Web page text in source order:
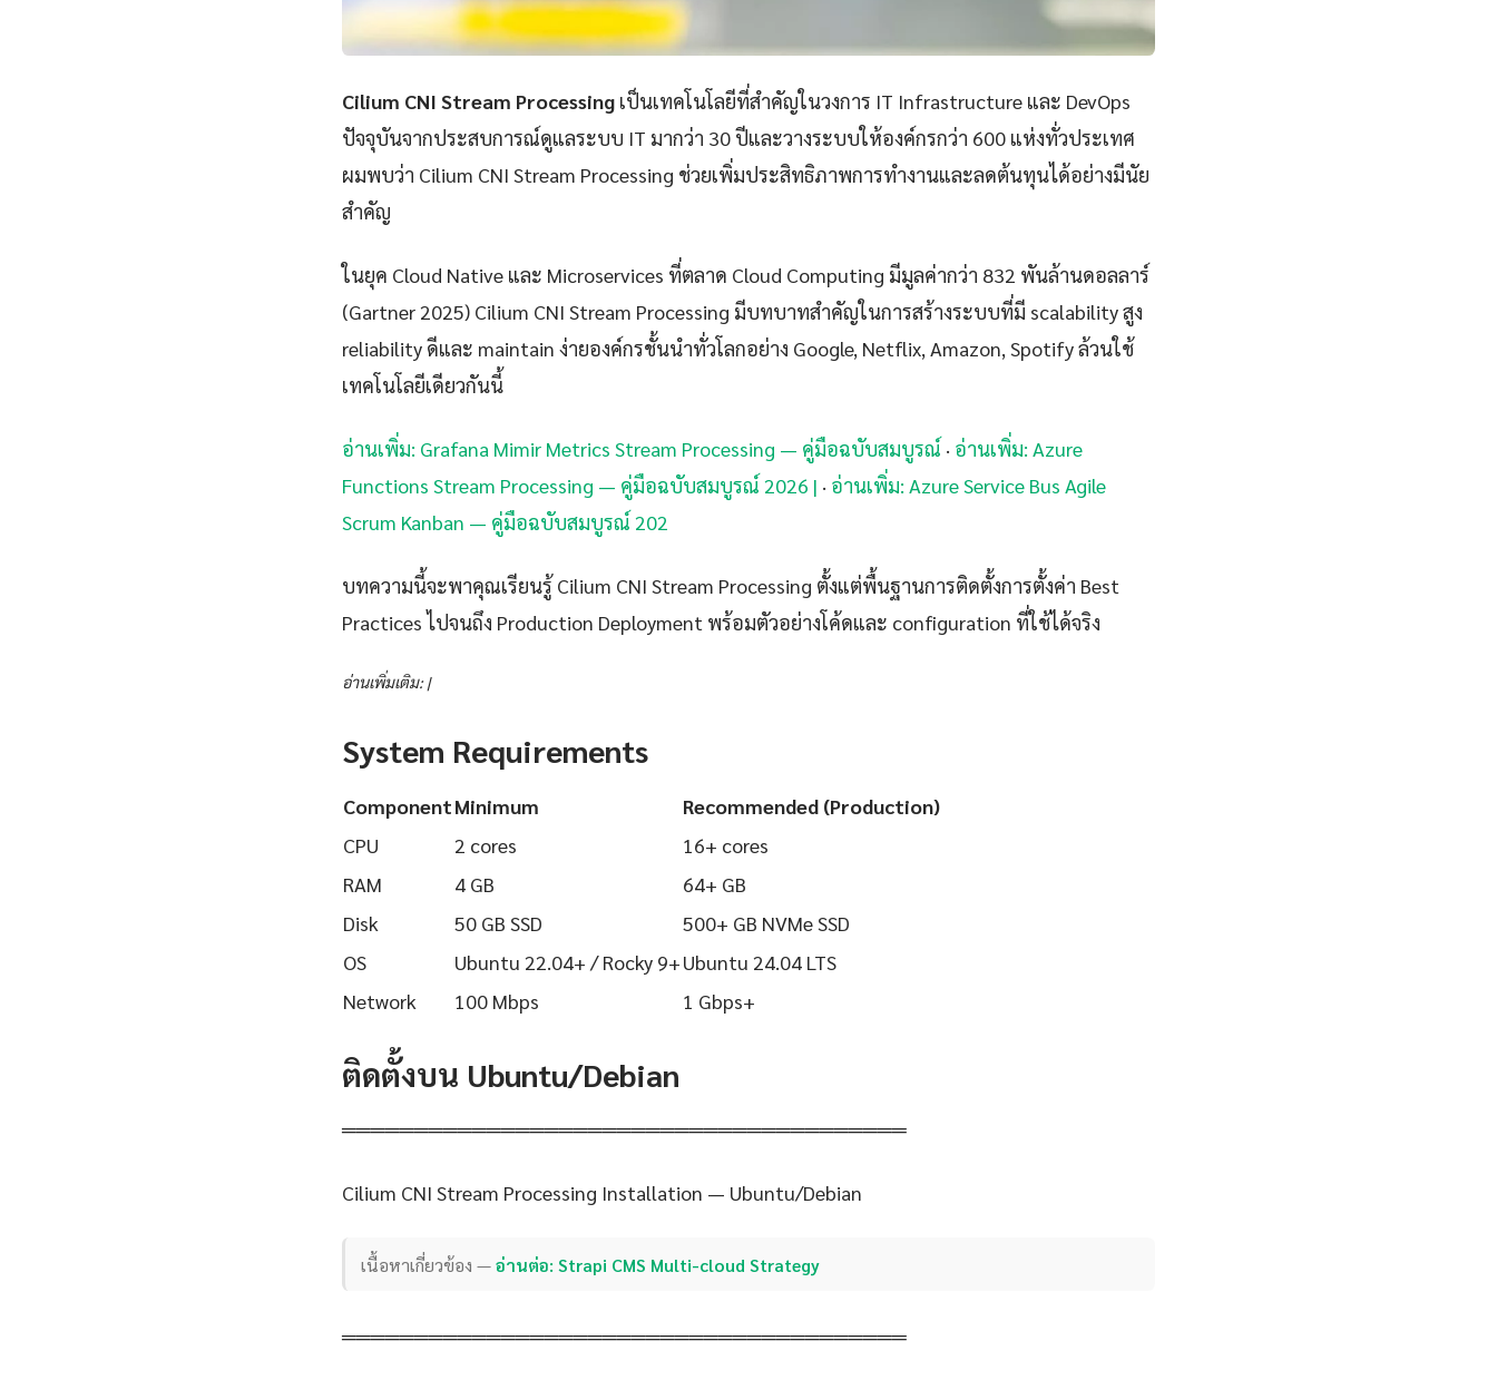
Cilium CNI Stream Processing เป็นเทคโนโลยีที่สำคัญในวงการ IT Infrastructure และ DevOps
ปัจจุบันจากประสบการณ์ดูแลระบบ IT มากว่า 30 ปีและวางระบบให้องค์กรกว่า 600 แห่งทั่วประเทศ
ผมพบว่า Cilium CNI Stream Processing ช่วยเพิ่มประสิทธิภาพการทำงานและลดต้นทุนได้อย่างมีนัย
สำคัญ
ในยุค Cloud Native และ Microservices ที่ตลาด Cloud Computing มีมูลค่ากว่า 832 พันล้านดอลลาร์
(Gartner 2025) Cilium CNI Stream Processing มีบทบาทสำคัญในการสร้างระบบที่มี scalability สูง
reliability ดีและ maintain ง่ายองค์กรชั้นนำทั่วโลกอย่าง Google, Netflix, Amazon, Spotify ล้วนใช้
เทคโนโลยีเดียวกันนี้
อ่านเพิ่ม: Grafana Mimir Metrics Stream Processing — คู่มือฉบับสมบูรณ์ · อ่านเพิ่ม: Azure
Functions Stream Processing — คู่มือฉบับสมบูรณ์ 2026 | · อ่านเพิ่ม: Azure Service Bus Agile
Scrum Kanban — คู่มือฉบับสมบูรณ์ 202
บทความนี้จะพาคุณเรียนรู้ Cilium CNI Stream Processing ตั้งแต่พื้นฐานการติดตั้งการตั้งค่า Best
Practices ไปจนถึง Production Deployment พร้อมตัวอย่างโค้ดและ configuration ที่ใช้ได้จริง
อ่านเพิ่มเติม: |
System Requirements
ComponentMinimum
Recommended (Production)
CPU
2 cores
16+ cores
RAM
4 GB
64+ GB
Disk
50 GB SSD
500+ GB NVMe SSD
OS
Ubuntu 22.04+ / Rocky 9+Ubuntu 24.04 LTS
Network
100 Mbps 1 Gbps+
ติดตั้งบน Ubuntu/Debian
═══════════════════════════════════════
Cilium CNI Stream Processing Installation — Ubuntu/Debian
เนื้อหาเกี่ยวข้อง —อ่านต่อ: Strapi CMS Multi-cloud Strategy
═══════════════════════════════════════